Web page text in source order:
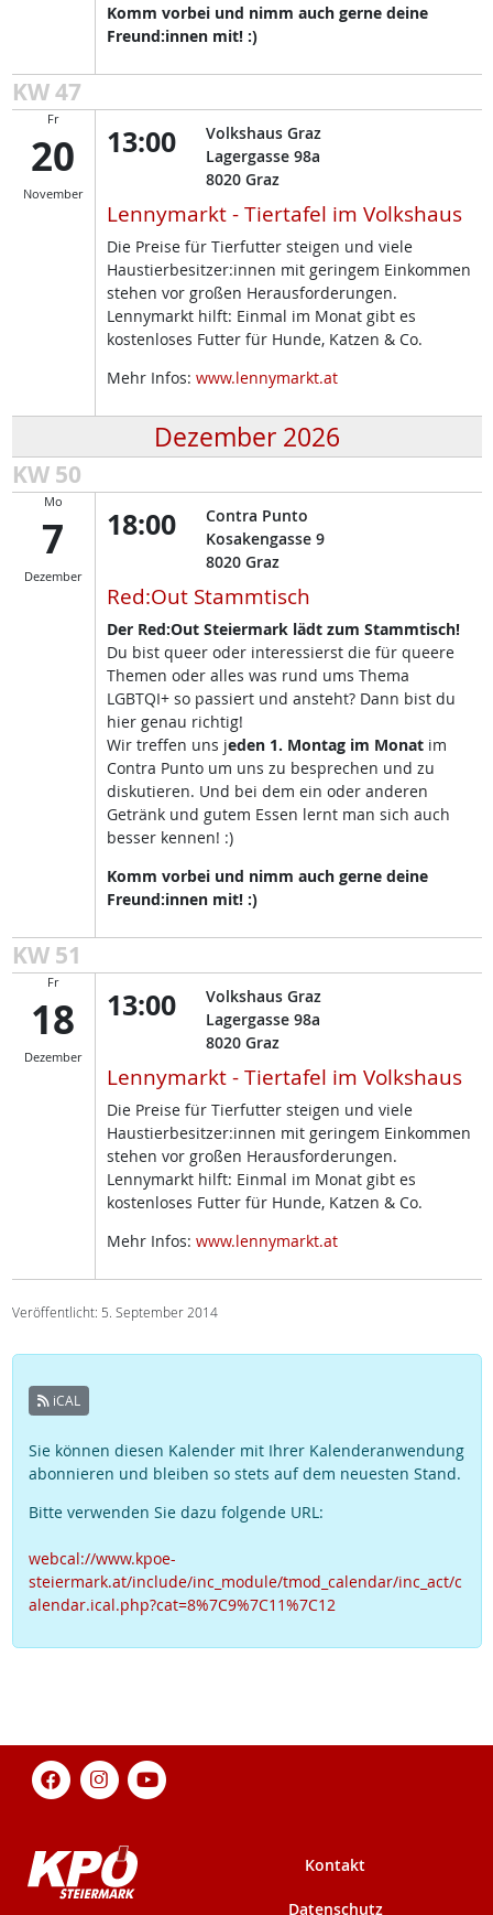
Komm vorbei und nimm auch gerne deine
Freund:innen mit! :)
KW 47
Fr
20
November
13:00
Volkshaus Graz
Lagergasse 98a
8020 Graz
Lennymarkt - Tiertafel im Volkshaus
Die Preise für Tierfutter steigen und viele
Haustierbesitzer:innen mit geringem Einkommen
stehen vor großen Herausforderungen.
Lennymarkt hilft: Einmal im Monat gibt es
kostenloses Futter für Hunde, Katzen & Co.
Mehr Infos: www.lennymarkt.at
Dezember 2026
KW 50
Mo
7
Dezember
18:00
Contra Punto
Kosakengasse 9
8020 Graz
Red:Out Stammtisch
Der Red:Out Steiermark lädt zum Stammtisch!
Du bist queer oder interessierst die für queere
Themen oder alles was rund ums Thema
LGBTQI+ so passiert und ansteht? Dann bist du
hier genau richtig!
Wir treffen uns jeden 1. Montag im Monat im
Contra Punto um uns zu besprechen und zu
diskutieren. Und bei dem ein oder anderen
Getränk und gutem Essen lernt man sich auch
besser kennen! :)
Komm vorbei und nimm auch gerne deine
Freund:innen mit! :)
KW 51
Fr
18
Dezember
13:00
Volkshaus Graz
Lagergasse 98a
8020 Graz
Lennymarkt - Tiertafel im Volkshaus
Die Preise für Tierfutter steigen und viele
Haustierbesitzer:innen mit geringem Einkommen
stehen vor großen Herausforderungen.
Lennymarkt hilft: Einmal im Monat gibt es
kostenloses Futter für Hunde, Katzen & Co.
Mehr Infos: www.lennymarkt.at
Veröffentlicht: 5. September 2014
iCAL
Sie können diesen Kalender mit Ihrer Kalenderanwendung
abonnieren und bleiben so stets auf dem neuesten Stand.
Bitte verwenden Sie dazu folgende URL:
webcal://www.kpoe-
steiermark.at/include/inc_module/tmod_calendar/inc_act/c
alendar.ical.php?cat=8%7C9%7C11%7C12
Kontakt
Datenschutz